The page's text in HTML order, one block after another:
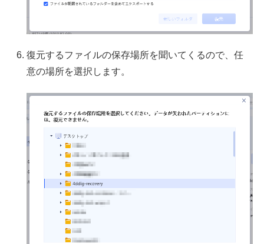
復元するファイルの保存場所を聞いてくるので、任
意の場所を選択します。